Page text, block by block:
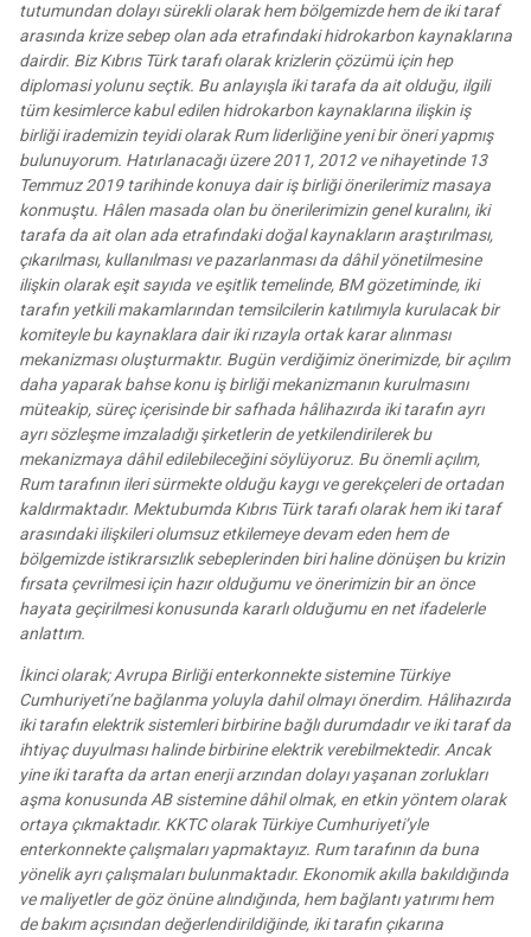
tutumundan dolayı sürekli olarak hem bölgemizde hem de iki taraf
arasında krize sebep olan ada etrafındaki hidrokarbon kaynaklarına
dairdir. Biz Kıbrıs Türk tarafı olarak krizlerin çözümü için hep
diplomasi yolunu seçtik. Bu anlayışla iki tarafa da ait olduğu, ilgili
tüm kesimlerce kabul edilen hidrokarbon kaynaklarına ilişkin iş
birliği irademizin teyidi olarak Rum liderliğine yeni bir öneri yapmış
bulunuyorum. Hatırlanacağı üzere 2011, 2012 ve nihayetinde 13
Temmuz 2019 tarihinde konuya dair iş birliği önerilerimiz masaya
konmuştu. Hâlen masada olan bu önerilerimizin genel kuralını, iki
tarafa da ait olan ada etrafındaki doğal kaynakların araştırılması,
çıkarılması, kullanılması ve pazarlanması da dâhil yönetilmesine
ilişkin olarak eşit sayıda ve eşitlik temelinde, BM gözetiminde, iki
tarafın yetkili makamlarından temsilcilerin katılımıyla kurulacak bir
komiteyle bu kaynaklara dair iki rızayla ortak karar alınması
mekanizması oluşturmaktır. Bugün verdiğimiz önerimizde, bir açılım
daha yaparak bahse konu iş birliği mekanizmanın kurulmasını
müteakip, süreç içerisinde bir safhada hâlihazırda iki tarafın ayrı
ayrı sözleşme imzaladığı şirketlerin de yetkilendirilerek bu
mekanizmaya dâhil edilebileceğini söylüyoruz. Bu önemli açılım,
Rum tarafının ileri sürmekte olduğu kaygı ve gerekçeleri de ortadan
kaldırmaktadır. Mektubumda Kıbrıs Türk tarafı olarak hem iki taraf
arasındaki ilişkileri olumsuz etkilemeye devam eden hem de
bölgemizde istikrarsızlık sebeplerinden biri haline dönüşen bu krizin
fırsata çevrilmesi için hazır olduğumu ve önerimizin bir an önce
hayata geçirilmesi konusunda kararlı olduğumu en net ifadelerle
anlattım.
İkinci olarak; Avrupa Birliği enterkonnekte sistemine Türkiye
Cumhuriyeti’ne bağlanma yoluyla dahil olmayı önerdim. Hâlihazırda
iki tarafın elektrik sistemleri birbirine bağlı durumdadır ve iki taraf da
ihtiyaç duyulması halinde birbirine elektrik verebilmektedir. Ancak
yine iki tarafta da artan enerji arzından dolayı yaşanan zorlukları
aşma konusunda AB sistemine dâhil olmak, en etkin yöntem olarak
ortaya çıkmaktadır. KKTC olarak Türkiye Cumhuriyeti’yle
enterkonnekte çalışmaları yapmaktayız. Rum tarafının da buna
yönelik ayrı çalışmaları bulunmaktadır. Ekonomik akılla bakıldığında
ve maliyetler de göz önüne alındığında, hem bağlantı yatırımı hem
de bakım açısından değerlendirildiğinde, iki tarafın çıkarına